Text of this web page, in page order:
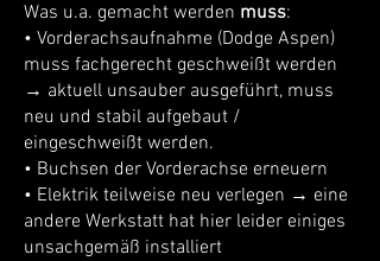
Was u.a. gemacht werden muss:
• Vorderachsaufnahme (Dodge Aspen)
muss fachgerecht geschweißt werden
→ aktuell unsauber ausgeführt, muss
neu und stabil aufgebaut /
eingeschweißt werden.
• Buchsen der Vorderachse erneuern
• Elektrik teilweise neu verlegen → eine
andere Werkstatt hat hier leider einiges
unsachgemäß installiert